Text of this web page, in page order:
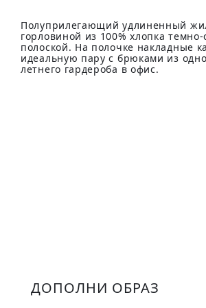
Полуприлегающий удлиненный
горловиной из 100% хлопка
полоской. На полочке накладные
идеальную пару с брюками из
летнего гардероба в офис.
ДОПОЛНИ ОБРАЗ